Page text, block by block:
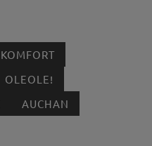
KOMFORT
OLEOLE!
AUCHAN